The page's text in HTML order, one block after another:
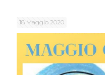
18 Maggio 2020